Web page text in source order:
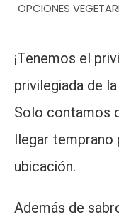
OPCIONES
¡Tenemos el
privilegiada de
Solo contamos
llegar temprano
ubicación.
Además de